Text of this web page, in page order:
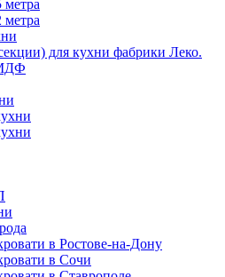
метра
для кухни фабрики Леко.
в Ростове-на-Дону
в Сочи